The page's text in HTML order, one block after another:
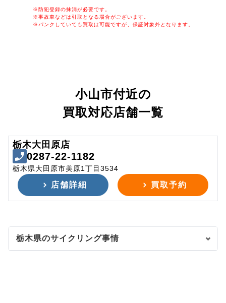
※防犯登録の抹消が必要です。
※事故車などは引取となる場合がございます。
※パンクしていても買取は可能ですが、保証対象外となります。
小山市付近の
買取対応店舗一覧
栃木大田原店
0287-22-1182
栃木県大田原市美原1丁目3534
店舗詳細 買取予約
栃木県のサイクリング事情